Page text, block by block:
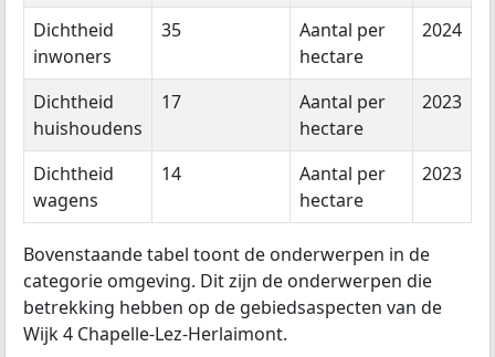
Dichtheid
inwoners
35
Aantal per
hectare
2024
Dichtheid
huishoudens
17
Aantal per
hectare
2023
Dichtheid
wagens
14
Aantal per
hectare
2023
Bovenstaande tabel toont de onderwerpen in de
categorie omgeving. Dit zijn de onderwerpen die
betrekking hebben op de gebiedsaspecten van de
Wijk 4 Chapelle-Lez-Herlaimont.